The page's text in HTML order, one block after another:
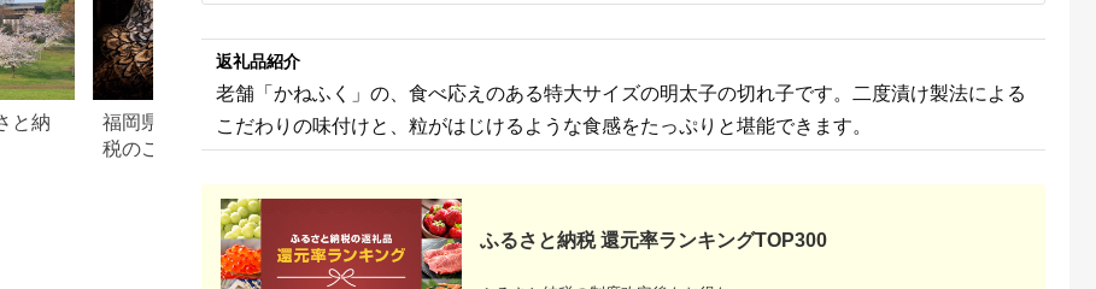
と納
福岡県上毛町のふるさと納
税のご紹介
北海道函館市のふるさと納
税のご紹介
返礼品紹介
老舗「かねふく」の、食べ応えのある特大サイズの明太子の切れ子です。二度漬け製法による
こだわりの味付けと、粒がはじけるような食感をたっぷりと堪能できます。
ふるさと納税 還元率ランキングTOP300